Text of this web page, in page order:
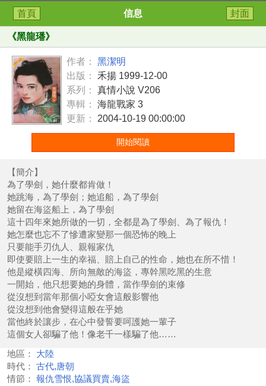
首頁 信息 封面
《黑龍璠》
作者：
黑潔明
出版：
禾揚 1999-12-00
系列：
真情小說 V206
專輯：
海龍戰家 3
更新：
2004-10-19 00:00:00
開始閱讀
【簡介】
為了學劍，她什麼都肯做！
她跳海，為了學劍；她追船，為了學劍
她留在海盜船上，為了學劍
這十四年來她所做的一切，全都是為了學劍、為了報仇！
她怎麼也忘不了慘遭家變那一個恐怖的晚上
只要能手刃仇人、親報家仇
即使要賠上一生的幸福、賠上自己的性命，她也在所不惜！
他是縱橫四海、所向無敵的海盜，專幹黑吃黑的生意
一開始，他只想要她的身體，當作學劍的束修
從沒想到當年那個小啞女會這般影響他
從沒想到他會變得這般在乎她
當他終於讓步，在心中發誓要呵護她一輩子
這個女人卻騙了他！像老千一樣騙了他……
地區：
大陸
時代：
古代,唐朝
情節：
報仇雪恨,協議買賣,海盜